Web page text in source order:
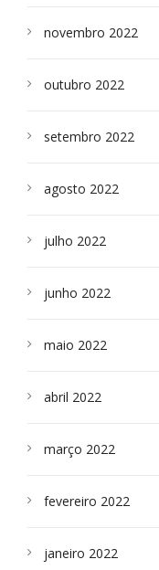
novembro 2022
outubro 2022
setembro 2022
agosto 2022
julho 2022
junho 2022
maio 2022
abril 2022
março 2022
fevereiro 2022
janeiro 2022